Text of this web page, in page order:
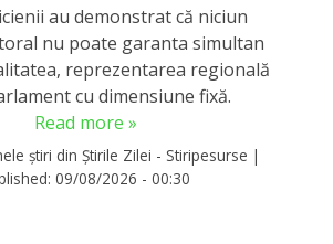
au demonstrat că niciun
nu poate garanta simultan
reprezentarea regională
cu dimensiune fixă.
Read more »
știri din Știrile Zilei - Stiripesurse |
09/08/2026 - 00:30